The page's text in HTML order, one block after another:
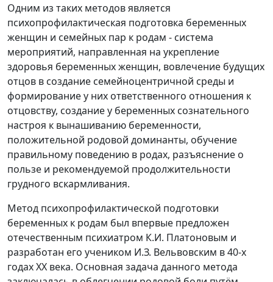
Одним из таких методов является
психопрофилактическая подготовка беременных
женщин и семейных пар к родам - система
мероприятий, направленная на укрепление
здоровья беременных женщин, вовлечение будущих
отцов в создание семейноцентричной среды и
формирование у них ответственного отношения к
отцовству, создание у беременных сознательного
настроя к вынашиванию беременности,
положительной родовой доминанты, обучение
правильному поведению в родах, разъяснение о
пользе и рекомендуемой продолжительности
грудного вскармливания.
Метод психопрофилактической подготовки
беременных к родам был впервые предложен
отечественным психиатром К.И. Платоновым и
разработан его учеником И.З. Вельвовским в 40-х
годах XX века. Основная задача данного метода